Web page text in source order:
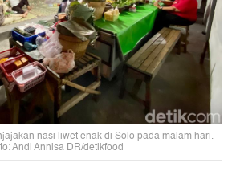
nasi liwet enak di Solo pada malam hari.
Andi Annisa DR/detikfood